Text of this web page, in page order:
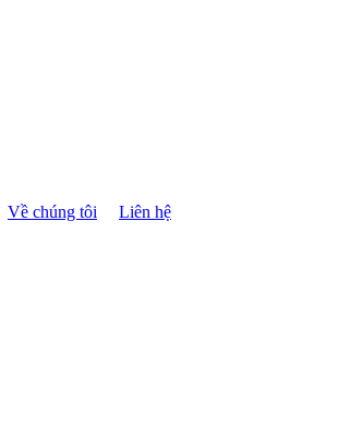
Về chúng tôi
Liên hệ